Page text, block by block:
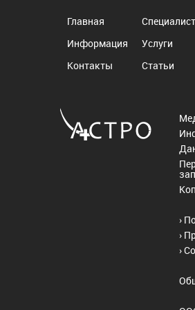
Главная
Информация
Услуги
Контакты
Статьи
›
›
›